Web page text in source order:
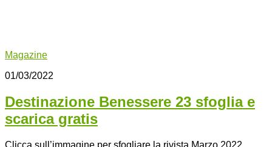
Magazine
01/03/2022
Destinazione Benessere 23 sfoglia e
scarica gratis
Clicca sull’immagine per sfogliare la rivista Marzo 2022